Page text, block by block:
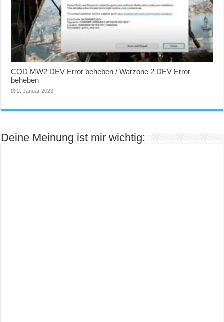
COD MW2 DEV Error beheben / Warzone 2 DEV Error
beheben
2. Januar 2023
Deine Meinung ist mir wichtig: